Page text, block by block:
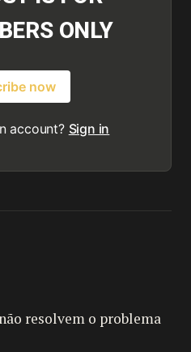
ONLY
now
account? Sign in
resolvem o problema